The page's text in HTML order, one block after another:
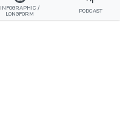
INFOGRAPHIC /
LONGFORM
PODCAST